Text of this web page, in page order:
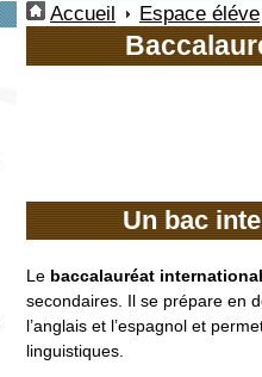
Accueil Espace éléve
Un bac
Le baccalauréat
secondaires. Il se prépare en
l’anglais et l’espagnol et
linguistiques.